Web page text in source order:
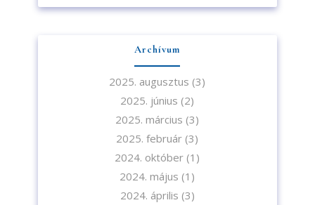
Archívum
2025. augusztus (3)
2025. június (2)
2025. március (3)
2025. február (3)
2024. október (1)
2024. május (1)
2024. április (3)